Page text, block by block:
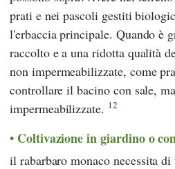
prati e nei pascoli gestiti
l'erbaccia principale. Quando è
raccolto e a una ridotta qualità
non impermeabilizzate, come
controllare il bacino con sale,
impermeabilizzate. 12
Coltivazione in giardino o
il rabarbaro monaco necessita